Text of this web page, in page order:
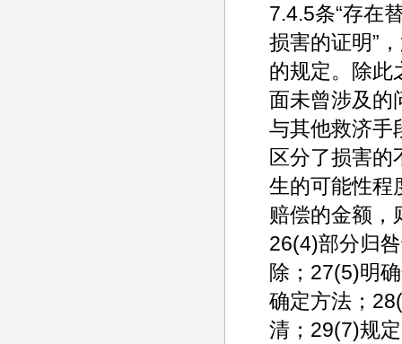
7.4.5条“存在
损害的证明”
的规定。除此
面未曾涉及的
与其他救济手
区分了损害的
生的可能性程
赔偿的金额，
26(4)部分归
除；27(5)明
确定方法；
清；29(7)规